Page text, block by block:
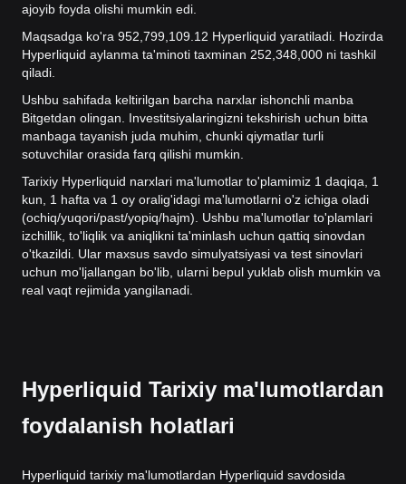
ajoyib foyda olishi mumkin edi.
Maqsadga ko'ra 952,799,109.12 Hyperliquid yaratiladi. Hozirda
Hyperliquid aylanma ta'minoti taxminan 252,348,000 ni tashkil
qiladi.
Ushbu sahifada keltirilgan barcha narxlar ishonchli manba
Bitgetdan olingan. Investitsiyalaringizni tekshirish uchun bitta
manbaga tayanish juda muhim, chunki qiymatlar turli
sotuvchilar orasida farq qilishi mumkin.
Tarixiy Hyperliquid narxlari ma'lumotlar to'plamimiz 1 daqiqa, 1
kun, 1 hafta va 1 oy oralig'idagi ma'lumotlarni o'z ichiga oladi
(ochiq/yuqori/past/yopiq/hajm). Ushbu ma'lumotlar to'plamlari
izchillik, to'liqlik va aniqlikni ta'minlash uchun qattiq sinovdan
o'tkazildi. Ular maxsus savdo simulyatsiyasi va test sinovlari
uchun mo'ljallangan bo'lib, ularni bepul yuklab olish mumkin va
real vaqt rejimida yangilanadi.
Hyperliquid Tarixiy ma'lumotlardan
foydalanish holatlari
Hyperliquid tarixiy ma'lumotlardan Hyperliquid savdosida